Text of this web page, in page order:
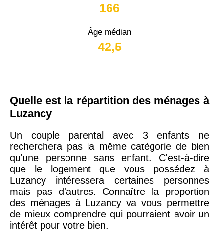
166
Âge médian
42,5
Quelle est la répartition des ménages à
Luzancy
Un couple parental avec 3 enfants ne
recherchera pas la même catégorie de bien
qu'une personne sans enfant. C'est-à-dire
que le logement que vous possédez à
Luzancy intéressera certaines personnes
mais pas d'autres. Connaître la proportion
des ménages à Luzancy va vous permettre
de mieux comprendre qui pourraient avoir un
intérêt pour votre bien.